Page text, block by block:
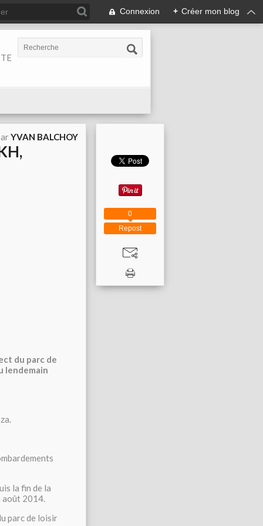
Connexion + Créer mon blog
YVAN BALCHOY
du parc de
lendemain
la fin de la
août 2014.
parc de loisir
Repost
0